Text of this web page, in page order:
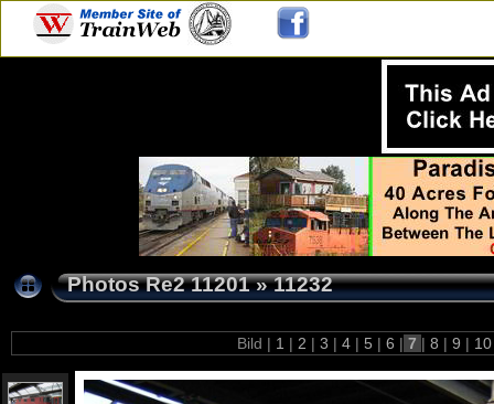
Photos Re2 11201»11232
Bild | 1 | 2 | 3 | 4 | 5 | 6 | 7 | 8 | 9 |